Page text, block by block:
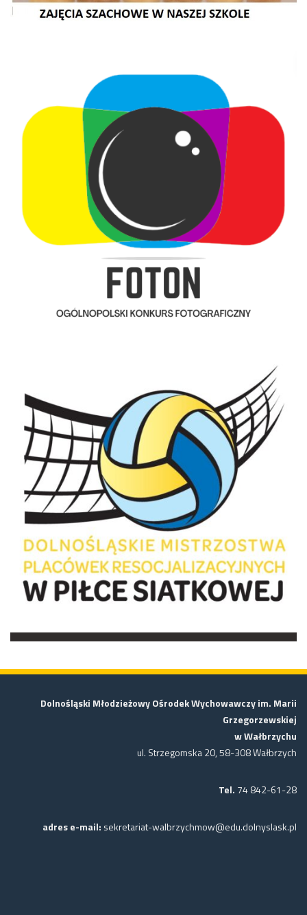
Dolnośląski Młodzieżowy Ośrodek Wychowawczy im. Marii
Grzegorzewskiej
w Wałbrzychu
ul. Strzegomska 20, 58-308 Wałbrzych
Tel. 74 842-61-28
adres e-mail: sekretariat-walbrzychmow@edu.dolnyslask.pl